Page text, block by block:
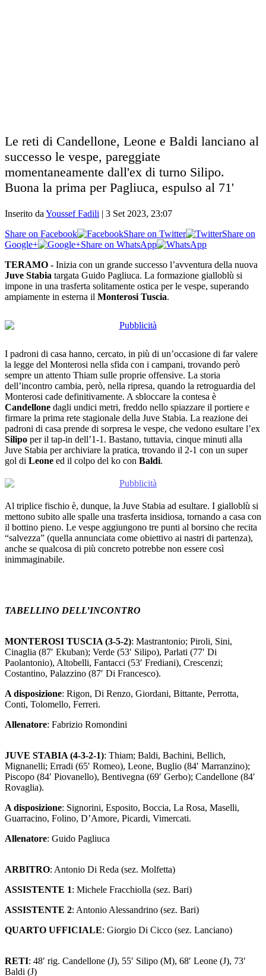
Le reti di Candellone, Leone e Baldi lanciano al
successo le vespe, pareggiate
momentaneamente dall'ex di turno Silipo.
Buona la prima per Pagliuca, espulso al 71'
Inserito da Youssef Fadili | 3 Set 2023, 23:07
Share on Facebook
Share on Twitter
Share on
Google+
Share on WhatsApp
TERAMO - Inizia con un grande successo l’avventura della nuova
Juve Stabia targata Guido Pagliuca. La formazione gialloblù si
impone in una trasferta solitamente ostica per le vespe, superando
ampiamente in esterna il Monterosi Tuscia.
I padroni di casa hanno, cercato, in più di un’occasione di far valere
la legge del Monterosi nella sfida con i campani, trovando però
sempre un attento Thiam sulle proprie offensive. La storia
dell’incontro cambia, però, nella ripresa, quando la retroguardia del
Monterosi cade definitivamente. A sbloccare la contesa è
Candellone dagli undici metri, freddo nello spiazzare il portiere e
firmare la prima rete stagionale della Juve Stabia. La reazione dei
padroni di casa prende di sorpresa le vespe, che vedono esultare l’ex
Silipo per il tap-in dell’1-1. Bastano, tuttavia, cinque minuti alla
Juve Stabia per archiviare la pratica, trovando il 2-1 con un super
gol di Leone ed il colpo del ko con Baldi.
Al triplice fischio è, dunque, la Juve Stabia ad esultare. I gialloblù si
mettono subito alle spalle una trasferta insidiosa, tornando a casa con
il bottino pieno. Le vespe aggiungono tre punti al borsino che recita
“salvezza” (quella annunciata come obiettivo ai nastri di partenza),
anche se qualcosa di più concreto potrebbe non essere così
inimmaginabile.
TABELLINO DELL’INCONTRO
MONTEROSI TUSCIA (3-5-2): Mastrantonio; Piroli, Sini,
Cinaglia (87′ Ekuban); Verde (53′ Silipo), Parlati (77′ Di
Paolantonio), Altobelli, Fantacci (53′ Frediani), Crescenzi;
Costantino, Palazzino (87′ Di Francesco).
A disposizione: Rigon, Di Renzo, Giordani, Bittante, Perrotta,
Conti, Tolomello, Ferreri.
Allenatore: Fabrizio Romondini
JUVE STABIA (4-3-2-1): Thiam; Baldi, Bachini, Bellich,
Mignanelli; Erradi (65′ Romeo), Leone, Buglio (84′ Marranzino);
Piscopo (84′ Piovanello), Bentivegna (69′ Gerbo); Candellone (84′
Rovaglia).
A disposizione: Signorini, Esposito, Boccia, La Rosa, Maselli,
Guarracino, Folino, D’Amore, Picardi, Vimercati.
Allenatore: Guido Pagliuca
ARBITRO: Antonio Di Reda (sez. Molfetta)
ASSISTENTE 1: Michele Fracchiolla (sez. Bari)
ASSISTENTE 2: Antonio Alessandrino (sez. Bari)
QUARTO UFFICIALE: Giorgio Di Cicco (sez. Lanciano)
RETI: 48′ rig. Candellone (J), 55′ Silipo (M), 68′ Leone (J), 73′
Baldi (J)